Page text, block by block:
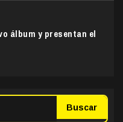
álbum y presentan el
Buscar